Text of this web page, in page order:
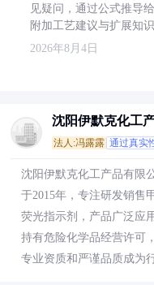
见疑问，通过公式推导
附加工艺建议与扩展知识
2026年8月4日
沈阳伊默克化工
法人:冯露露 通过真实
沈阳伊默克化工产品有限
于2015年，专注研发销售
荧光指示剂，产品广泛应
持有危险化学品经营许可
专业资质和严谨品质成为